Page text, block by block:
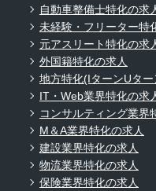
自動車整備士特化の求
未経験・フリーター特
元アスリート特化の求
外国籍特化の求人
地方特化(IターンUタ
IT・Web業界特化の求
コンサルティング業界
M＆A業界特化の求人
建設業界特化の求人
物流業界特化の求人
保険業界特化の求人